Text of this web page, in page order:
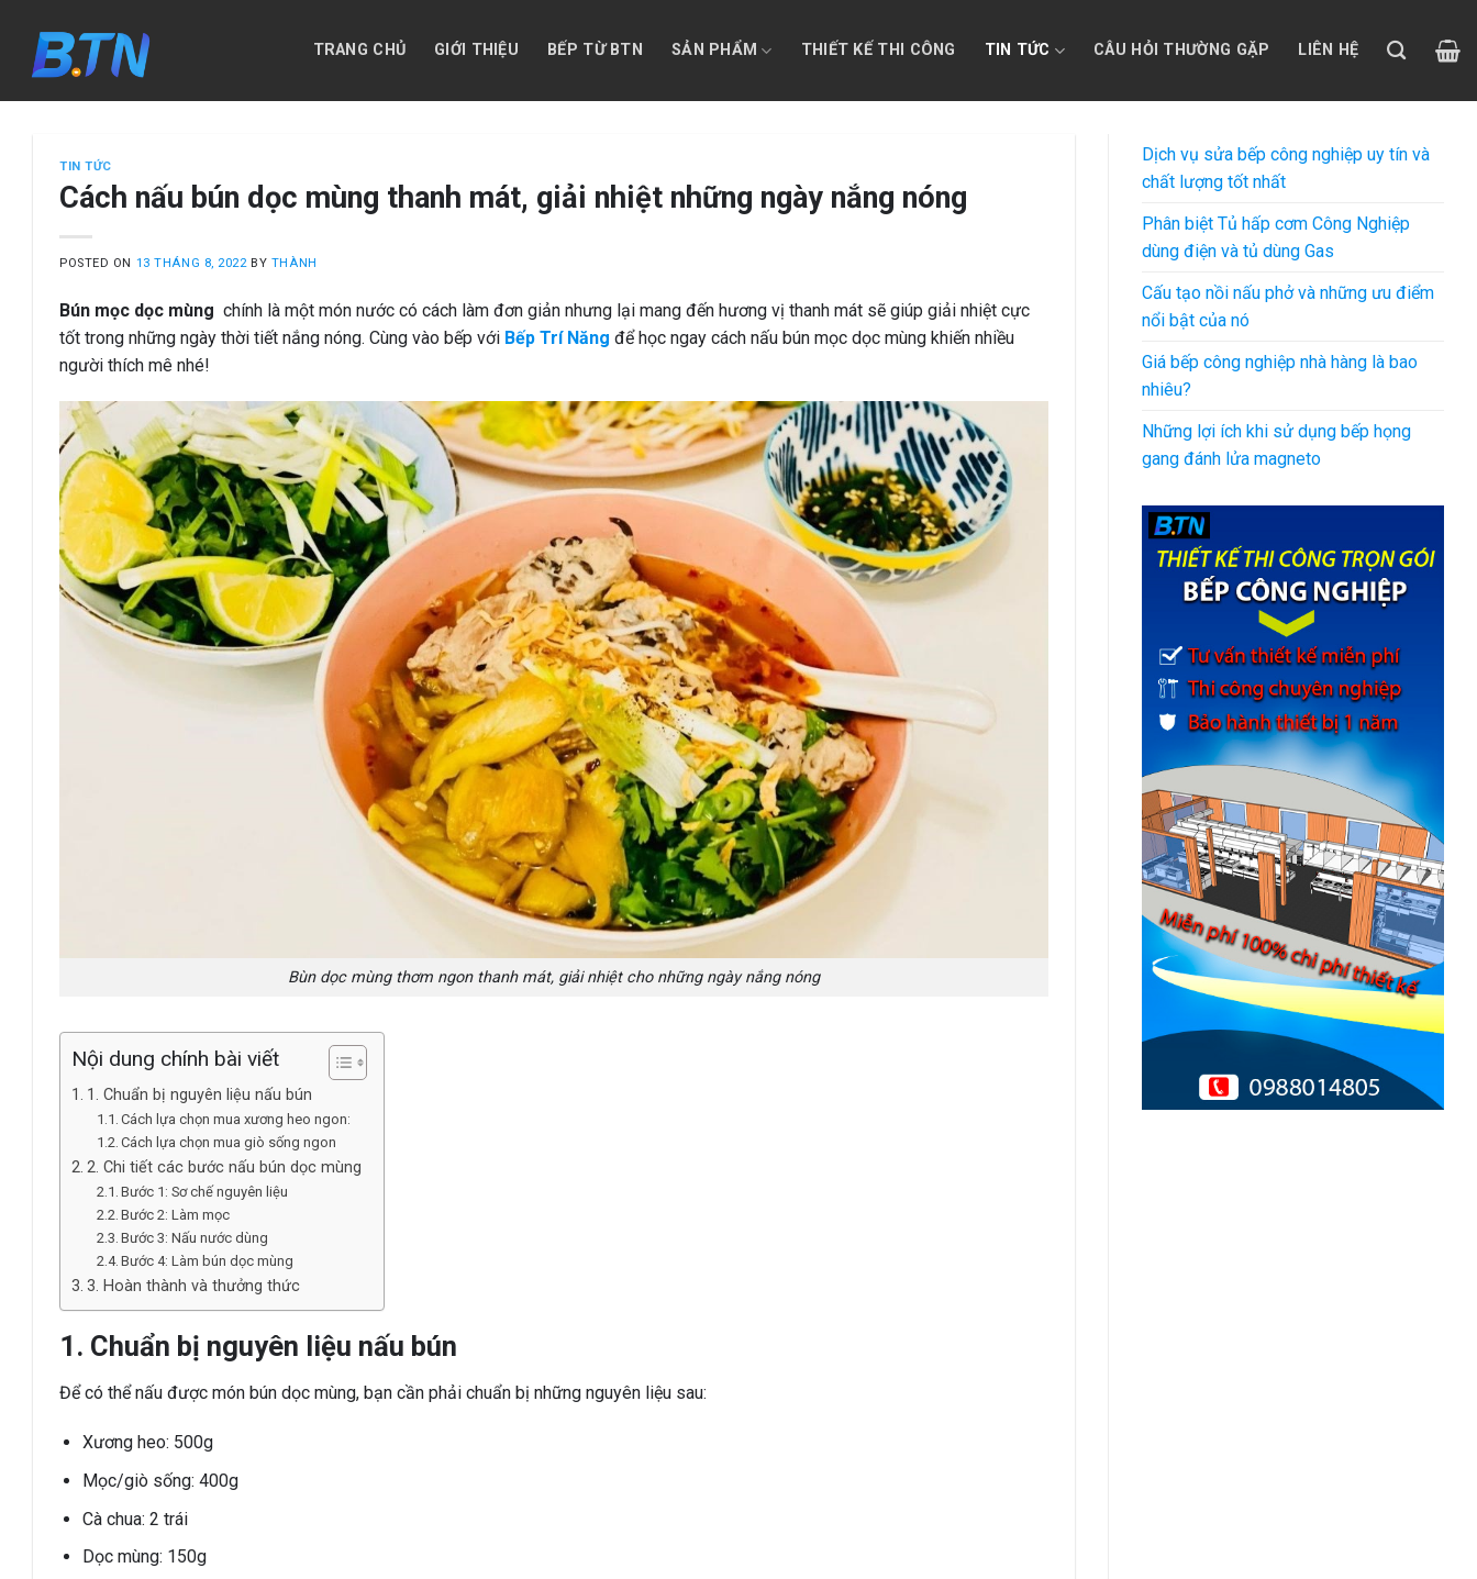
content
TRANG CHỦ GIỚI THIỆU BẾP TỪ BTN SẢN PHẨM THIẾT KẾ THI CÔNG TIN TỨC CÂU HỎI THƯỜNG GẶP LIÊN HỆ
TIN TỨC
Cách nấu bún dọc mùng thanh mát, giải nhiệt những ngày nắng nóng
POSTED ON 13 THÁNG 8, 2022 BY THÀNH
Bún mọc dọc mùng chính là một món nước có cách làm đơn giản nhưng lại mang đến hương vị thanh mát sẽ giúp giải nhiệt cực
tốt trong những ngày thời tiết nắng nóng. Cùng vào bếp với Bếp Trí Năng để học ngay cách nấu bún mọc dọc mùng khiến nhiều
người thích mê nhé!
Bùn dọc mùng thơm ngon thanh mát, giải nhiệt cho những ngày nắng nóng
Nội dung chính bài viết
1. Chuẩn bị nguyên liệu nấu bún
Cách lựa chọn mua xương heo ngon:
Cách lựa chọn mua giò sống ngon
2. Chi tiết các bước nấu bún dọc mùng
Bước 1: Sơ chế nguyên liệu
Bước 2: Làm mọc
Bước 3: Nấu nước dùng
Bước 4: Làm bún dọc mùng
3. Hoàn thành và thưởng thức
1. Chuẩn bị nguyên liệu nấu bún
Để có thể nấu được món bún dọc mùng, bạn cần phải chuẩn bị những nguyên liệu sau:
Xương heo: 500g
Mọc/giò sống: 400g
Cà chua: 2 trái
Dọc mùng: 150g
Dịch vụ sửa bếp công nghiệp uy tín và
chất lượng tốt nhất
Phân biệt Tủ hấp cơm Công Nghiệp
dùng điện và tủ dùng Gas
Cấu tạo nồi nấu phở và những ưu điểm
nổi bật của nó
Giá bếp công nghiệp nhà hàng là bao
nhiêu?
Những lợi ích khi sử dụng bếp họng
gang đánh lửa magneto